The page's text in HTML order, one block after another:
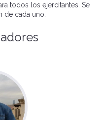
todos los ejercitantes. Se
de cada uno.